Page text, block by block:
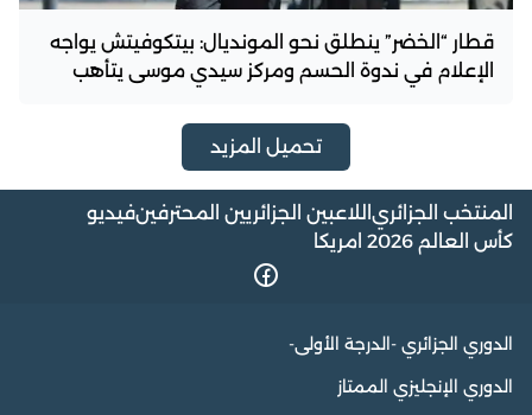
قطار “الخضر” ينطلق نحو المونديال: بيتكوفيتش يواجه
الإعلام في ندوة الحسم ومركز سيدي موسى يتأهب
تحميل المزيد
المنتخب الجزائري اللاعبين الجزائريين المحترفينفيديو
كأس العالم 2026 امريكا
الدوري الجزائري -الدرجة الأولى-
الدوري الإنجليزي الممتاز